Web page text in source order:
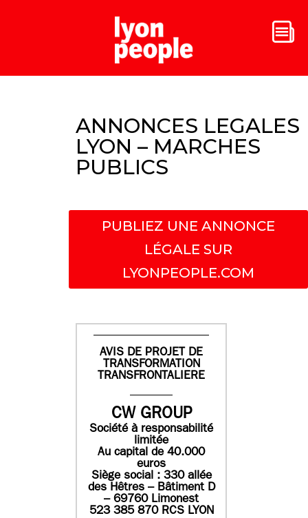
ANNONCES LEGALES
LYON – MARCHES
PUBLICS
PUBLIEZ UNE ANNONCE
LÉGALE SUR
LYONPEOPLE.COM
AVIS DE PROJET DE
TRANSFORMATION
TRANSFRONTALIERE
CW GROUP
Société à responsabilité
limitée
Au capital de 40.000
euros
Siège social : 330 allée
des Hêtres – Bâtiment D
– 69760 Limonest
523 385 870 RCS LYON